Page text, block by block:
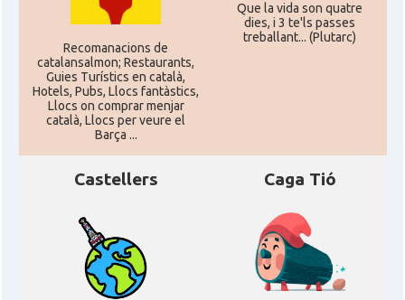
Recomanacions de
catalansalmon; Restaurants,
Guies Turístics en català,
Hotels, Pubs, Llocs fantàstics,
Llocs on comprar menjar
català, Llocs per veure el
Barça ...
Que la vida son quatre
dies, i 3 te'ls passes
treballant... (Plutarc)
Castellers Caga Tió